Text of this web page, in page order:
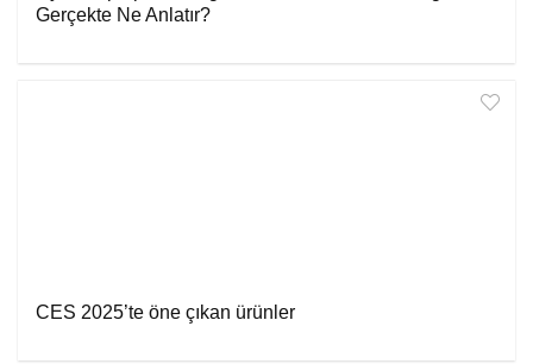
Gerçekte Ne Anlatır?
CES 2025’te öne çıkan ürünler